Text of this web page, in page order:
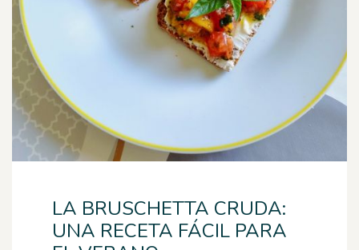
LA BRUSCHETTA CRUDA:
UNA RECETA FÁCIL PARA